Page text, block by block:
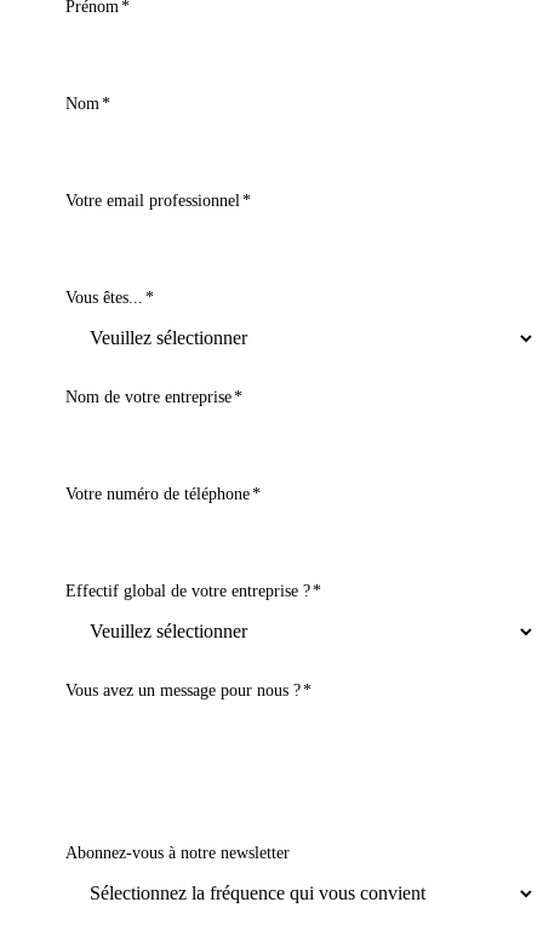
Prénom*
Nom*
Votre email professionnel*
Vous êtes... *
Nom de votre entreprise*
Votre numéro de téléphone*
Effectif global de votre entreprise ?*
Vous avez un message pour nous ?*
Abonnez-vous à notre newsletter